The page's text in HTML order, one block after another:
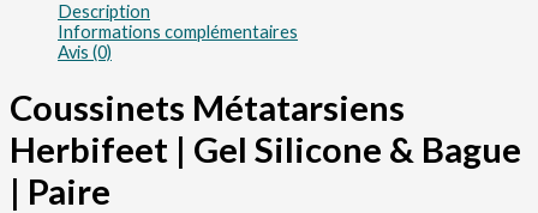
Description
Informations complémentaires
Avis (0)
Coussinets Métatarsiens
Herbifeet | Gel Silicone & Bague
| Paire